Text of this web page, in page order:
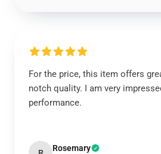
For the price, this item offers
notch quality. I am very
performance.
Rosemary